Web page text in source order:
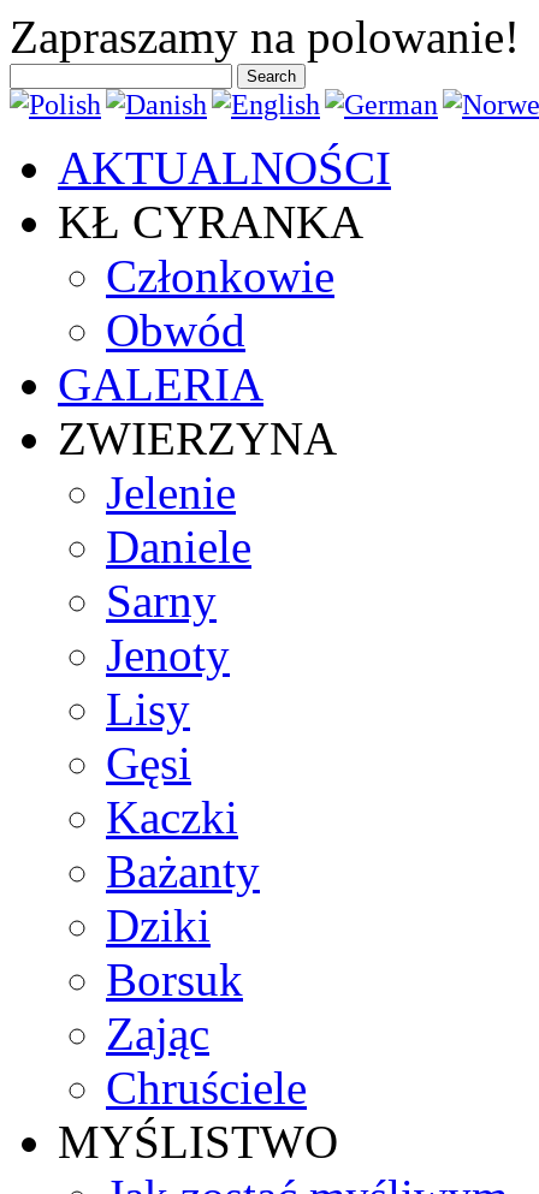
Zapraszamy na polowanie!
AKTUALNOŚCI
KŁ CYRANKA
Członkowie
Obwód
GALERIA
ZWIERZYNA
Jelenie
Daniele
Sarny
Jenoty
Lisy
Gęsi
Kaczki
Bażanty
Dziki
Borsuk
Zając
Chruściele
MYŚLISTWO
Year
Month
Year
Month